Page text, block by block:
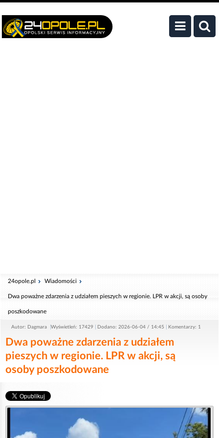
24opole.pl Wiadomości
Dwa poważne zdarzenia z udziałem pieszych w regionie. LPR w akcji, są osoby
poszkodowane
Autor: Dagmara Wyświetleń: 17429 Dodano: 2026-06-04 / 14:45 Komentarzy: 1
Dwa poważne zdarzenia z udziałem
pieszych w regionie. LPR w akcji, są
osoby poszkodowane